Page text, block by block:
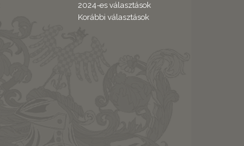
2024-es választások
Korábbi választások